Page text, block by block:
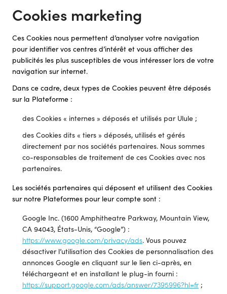
Cookies marketing
Ces Cookies nous permettent d’analyser votre navigation
pour identifier vos centres d’intérêt et vous afficher des
publicités les plus susceptibles de vous intéresser lors de votre
navigation sur internet.
Dans ce cadre, deux types de Cookies peuvent être déposés
sur la Plateforme :
des Cookies « internes » déposés et utilisés par Ulule ;
des Cookies dits « tiers » déposés, utilisés et gérés
directement par nos sociétés partenaires. Nous sommes
co-responsables de traitement de ces Cookies avec nos
partenaires.
Les sociétés partenaires qui déposent et utilisent des Cookies
sur notre Plateformes pour leur compte sont :
Google Inc. (1600 Amphitheatre Parkway, Mountain View,
CA 94043, États-Unis, “Google”) :
https://www.google.com/privacy/ads. Vous pouvez
désactiver l’utilisation des Cookies de personnalisation des
annonces Google en cliquant sur le lien ci-après, en
téléchargeant et en installant le plug-in fourni :
https://support.google.com/ads/answer/7395996?hl=fr ;